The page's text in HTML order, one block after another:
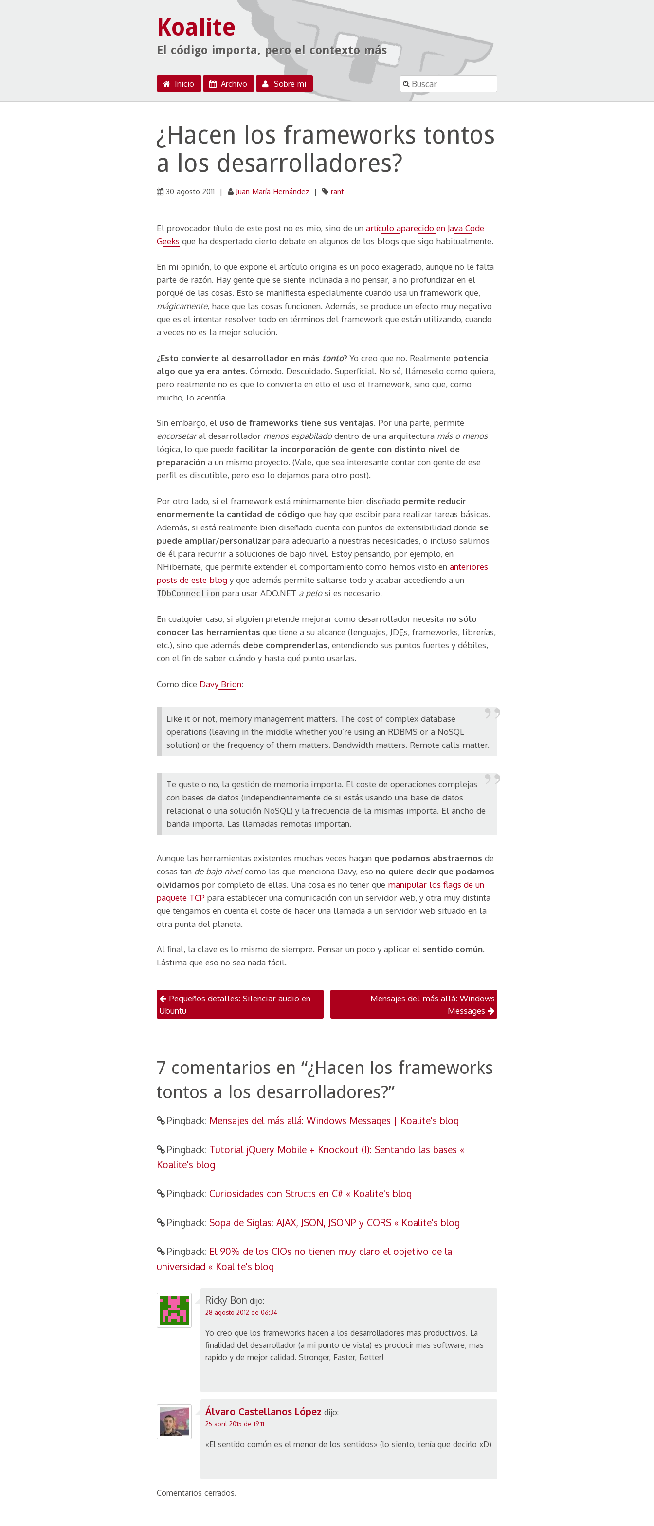
Koalite
El código importa, pero el contexto más
Menú
Ir al contenido
Inicio Archivo Sobre mi Buscar
¿Hacen los frameworks tontos
a los desarrolladores?
30 agosto 2011 | Juan María Hernández | rant
El provocador título de este post no es mio, sino de un artículo aparecido en Java Code
Geeks que ha despertado cierto debate en algunos de los blogs que sigo habitualmente.
En mi opinión, lo que expone el artículo origina es un poco exagerado, aunque no le falta
parte de razón. Hay gente que se siente inclinada a no pensar, a no profundizar en el
porqué de las cosas. Esto se manifiesta especialmente cuando usa un framework que,
mágicamente, hace que las cosas funcionen. Además, se produce un efecto muy negativo
que es el intentar resolver todo en términos del framework que están utilizando, cuando
a veces no es la mejor solución.
¿Esto convierte al desarrollador en más tonto? Yo creo que no. Realmente potencia
algo que ya era antes. Cómodo. Descuidado. Superficial. No sé, llámeselo como quiera,
pero realmente no es que lo convierta en ello el uso el framework, sino que, como
mucho, lo acentúa.
Sin embargo, el uso de frameworks tiene sus ventajas. Por una parte, permite
encorsetaral desarrollador menos espabiladodentro de una arquitectura más o menos
lógica, lo que puede facilitar la incorporación de gente con distinto nivel de
preparación a un mismo proyecto. (Vale, que sea interesante contar con gente de ese
perfil es discutible, pero eso lo dejamos para otro post).
Por otro lado, si el framework está mínimamente bien diseñado permite reducir
enormemente la cantidad de código que hay que escibir para realizar tareas básicas.
Además, si está realmente bien diseñado cuenta con puntos de extensibilidad donde se
puede ampliar/personalizar para adecuarlo a nuestras necesidades, o incluso salirnos
de él para recurrir a soluciones de bajo nivel. Estoy pensando, por ejemplo, en
NHibernate, que permite extender el comportamiento como hemos visto en anteriores
posts de este blog y que además permite saltarse todo y acabar accediendo a un
IDbConnection para usar ADO.NET a pelosi es necesario.
En cualquier caso, si alguien pretende mejorar como desarrollador necesita no sólo
conocer las herramientas que tiene a su alcance (lenguajes, IDEs, frameworks, librerías,
etc.), sino que además debe comprenderlas, entendiendo sus puntos fuertes y débiles,
con el fin de saber cuándo y hasta qué punto usarlas.
Como dice Davy Brion:
Like it or not, memory management matters. The cost of complex database
operations (leaving in the middle whether you’re using an RDBMS or a NoSQL
solution) or the frequency of them matters. Bandwidth matters. Remote calls matter.
Te guste o no, la gestión de memoria importa. El coste de operaciones complejas
con bases de datos (independientemente de si estás usando una base de datos
relacional o una solución NoSQL) y la frecuencia de la mismas importa. El ancho de
banda importa. Las llamadas remotas importan.
Aunque las herramientas existentes muchas veces hagan que podamos abstraernos de
cosas tan de bajo nivelcomo las que menciona Davy, eso no quiere decir que podamos
olvidarnos por completo de ellas. Una cosa es no tener que manipular los flags de un
paquete TCP para establecer una comunicación con un servidor web, y otra muy distinta
que tengamos en cuenta el coste de hacer una llamada a un servidor web situado en la
otra punta del planeta.
Al final, la clave es lo mismo de siempre. Pensar un poco y aplicar el sentido común.
Lástima que eso no sea nada fácil.
Navegación por publicaciones
Pequeños detalles: Silenciar audio en
Ubuntu
Mensajes del más allá: Windows
Messages
7 comentarios en “¿Hacen los frameworks
tontos a los desarrolladores?”
Pingback: Mensajes del más allá: Windows Messages | Koalite's blog
Pingback: Tutorial jQuery Mobile + Knockout (I): Sentando las bases «
Koalite's blog
Pingback: Curiosidades con Structs en C# « Koalite's blog
Pingback: Sopa de Siglas: AJAX, JSON, JSONP y CORS « Koalite's blog
Pingback: El 90% de los CIOs no tienen muy claro el objetivo de la
universidad « Koalite's blog
Ricky Bon dijo:
28 agosto 2012 de 06:34
Yo creo que los frameworks hacen a los desarrolladores mas productivos. La
finalidad del desarrollador (a mi punto de vista) es producir mas software, mas
rapido y de mejor calidad. Stronger, Faster, Better!
Álvaro Castellanos López dijo:
25 abril 2015 de 19:11
«El sentido común es el menor de los sentidos» (lo siento, tenía que decirlo xD)
Comentarios cerrados.